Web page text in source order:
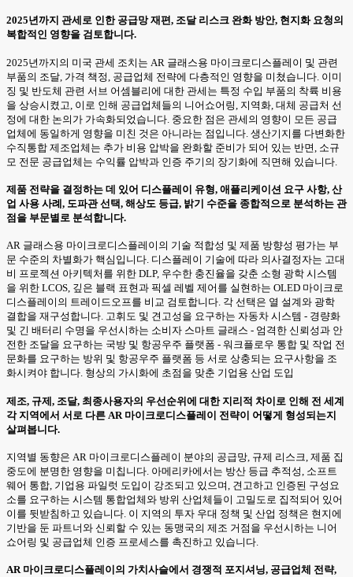
2025년까지 관세로 인한 공급망 재편, 조달 리스크 완화 방안, 현지화 요청의
복합적인 영향을 검토합니다.
2025년까지의 미국 관세 조치는 AR 글래스용 마이크로디스플레이 및 관련
부품의 조달, 가격 책정, 공급업체 전략에 다층적인 영향을 미쳤습니다. 이미
징 및 반도체 관련 서브 어셈블리에 대한 관세는 특정 수입 부품의 착륙 비용
을 상승시켰고, 이로 인해 공급업체들의 니어쇼어링, 지역화, 대체 공급처 선
정에 대한 논의가 가속화되었습니다. 중요한 점은 관세의 영향이 모든 공급
업체에 동일하게 영향을 미친 것은 아니라는 점입니다. 생산기지를 다변화한
수직통합 제조업체는 추가 비용 압박을 완화할 준비가 되어 있는 반면, 소규
모 전문 공급업체는 수익률 압박과 인증 주기의 장기화에 직면해 있습니다.
제품 전략을 결정하는 데 있어 디스플레이 유형, 애플리케이션 요구 사항, 산
업 사용 사례, 도파관 선택, 해상도 등급, 밝기 수준을 종합적으로 분석하는 관
점을 부문별로 분석합니다.
AR 글래스용 마이크로디스플레이의 기술 적합성 및 제품 방향성 평가는 부
문 수준의 차별화가 핵심입니다. 디스플레이 기술에 따라 의사결정자는 고대
비 프로젝션 아키텍처를 위한 DLP, 우수한 충진율을 갖춘 소형 광학 시스템
을 위한 LCOS, 깊은 블랙 표현과 픽셀 레벨 제어를 실현하는 OLED 마이크로
디스플레이의 트레이드오프를 비교 검토합니다. 각 선택은 열 설계와 광학
결합을 재구성합니다. 고휘도 및 견고성을 요구하는 자동차 시스템 - 경량화
및 긴 배터리 수명을 우선시하는 소비자 스마트 글래스 - 엄격한 신뢰성과 안
전한 조달을 요구하는 국방 및 항공우주 플랫폼 - 워크플로우 통합 및 작업 전
문화를 요구하는 방위 및 항공우주 플랫폼 등 서로 상충되는 요구사항을 조
화시켜야 합니다. 형상의 가시화에 초점을 맞춘 기업용 산업 도입
제조, 규제, 조달, 최종사용자의 우선순위에 대한 지리적 차이로 인해 전 세계
각 지역에서 서로 다른 AR 마이크로디스플레이 전략이 어떻게 형성되는지
살펴봅니다.
지역별 동향은 AR 마이크로디스플레이 분야의 공급망, 규제 리스크, 제품 집
중도에 분명한 영향을 미칩니다. 아메리카에서는 방산 등급 추적성, 소프트
웨어 통합, 기업용 파일럿 도입이 강조되고 있으며, 견고하고 인증된 구성요
소를 요구하는 시스템 통합업체와 방위 산업체들이 고밀도로 집적되어 있어
이를 뒷받침하고 있습니다. 이 지역의 투자 우대 정책 및 산업 정책은 현지에
기반을 둔 파트너와 신뢰할 수 있는 동맹국의 제조 거점을 우선시하는 니어
쇼어링 및 공급업체 인증 프로세스를 촉진하고 있습니다.
AR 마이크로디스플레이의 가치사슬에서 경쟁적 포지셔닝, 공급업체 전략,